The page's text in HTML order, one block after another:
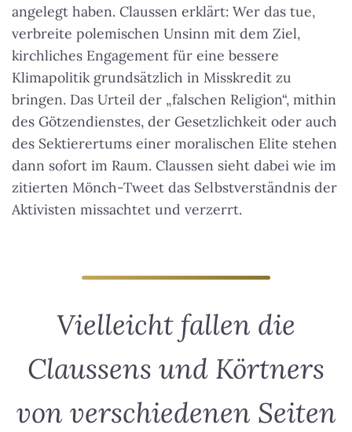
angelegt haben. Claussen erklärt: Wer das tue,
verbreite polemischen Unsinn mit dem Ziel,
kirchliches Engagement für eine bessere
Klimapolitik grundsätzlich in Misskredit zu
bringen. Das Urteil der „falschen Religion“, mithin
des Götzendienstes, der Gesetzlichkeit oder auch
des Sektierertums einer moralischen Elite stehen
dann sofort im Raum. Claussen sieht dabei wie im
zitierten Mönch-Tweet das Selbstverständnis der
Aktivisten missachtet und verzerrt.
Vielleicht fallen die
Claussens und Körtners
von verschiedenen Seiten